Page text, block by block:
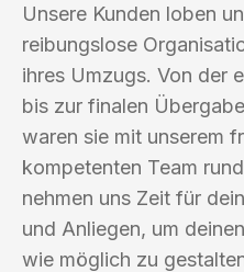
Unsere Kunden loben
reibungslose
ihres Umzugs. Von der
bis zur finalen
waren sie mit unserem
kompetenten Team
nehmen uns Zeit für
und Anliegen, um
wie möglich zu